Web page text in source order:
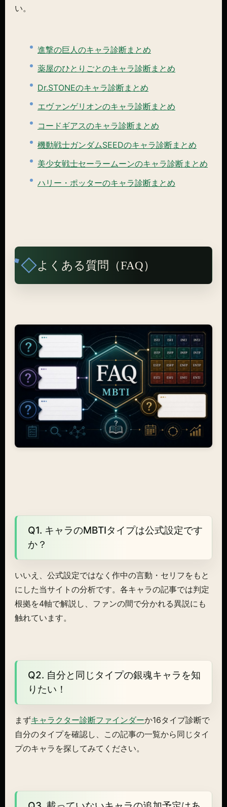
い。
進撃の巨人のキャラ診断まとめ
薬屋のひとりごとのキャラ診断まとめ
Dr.STONEのキャラ診断まとめ
エヴァンゲリオンのキャラ診断まとめ
コードギアスのキャラ診断まとめ
機動戦士ガンダムSEEDのキャラ診断まとめ
美少女戦士セーラームーンのキャラ診断まとめ
ハリー・ポッターのキャラ診断まとめ
よくある質問（FAQ）
Q1. キャラのMBTIタイプは公式設定です
か？
いいえ、公式設定ではなく作中の言動・セリフをもと
にした当サイトの分析です。各キャラの記事では判定
根拠を4軸で解説し、ファンの間で分かれる異説にも
触れています。
Q2. 自分と同じタイプの銀魂キャラを知
りたい！
まずキャラクター診断ファインダーか16タイプ診断で
自分のタイプを確認し、この記事の一覧から同じタイ
プのキャラを探してみてください。